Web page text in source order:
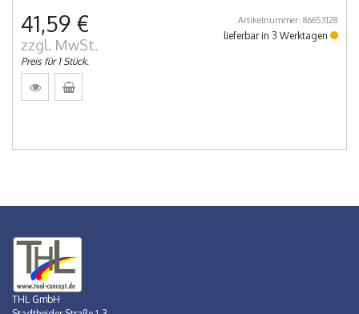
41,59 €
zzgl. MwSt.
Preis für 1 Stück.
Artikelnummer: 86653128
lieferbar in 3 Werktagen
THL GmbH